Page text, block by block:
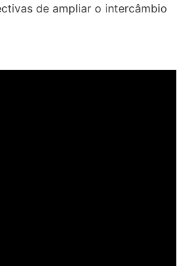
de ampliar o intercâmbio